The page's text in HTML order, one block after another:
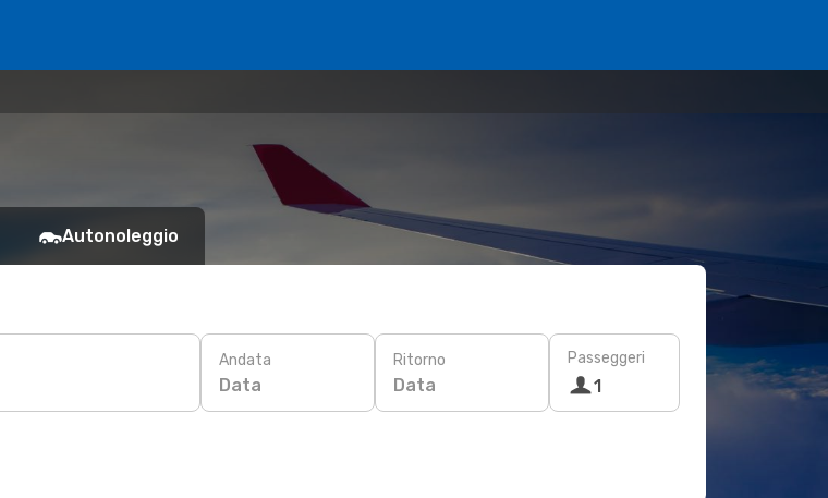
Autonoleggio
Andata
Data
Ritorno
Data
Passeggeri
1